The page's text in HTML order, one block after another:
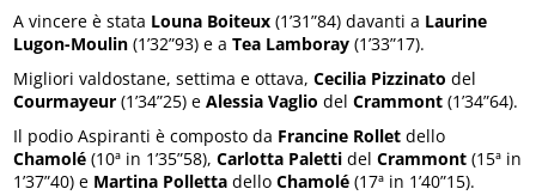
A vincere è stata Louna Boiteux (1’31”84) davanti a Laurine
Lugon-Moulin (1’32”93) e aTea Lamboray (1’33”17).
Migliori valdostane, settima e ottava,Cecilia Pizzinato del
Courmayeur (1’34”25) eAlessia Vaglio delCrammont (1’34”64).
Il podio Aspiranti è composto da Francine Rollet dello
Chamolé (10ª in 1’35”58),Carlotta Paletti delCrammont (15ª in
1’37”40) e Martina Polletta delloChamolé (17ª in 1’40”15).